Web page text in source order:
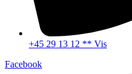
+45 29 13 12 ** Vis
Facebook